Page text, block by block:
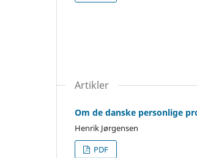
Artikler
Om de danske personlige
Henrik Jørgensen
PDF